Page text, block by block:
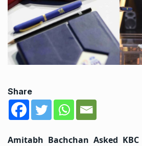
Share
Amitabh Bachchan Asked